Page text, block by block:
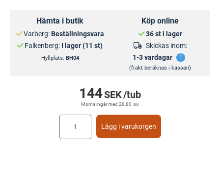
Hämta i butik
Varberg: Beställningsvara
Falkenberg: I lager (11 st)
Hyllplats: BH04
Köp online
36 st i lager
Skickas inom:
1-3 vardagar
(frakt beräknas i kassan)
144SEK/tub
Moms ingår med 28,80 SEK
Lägg i varukorgen